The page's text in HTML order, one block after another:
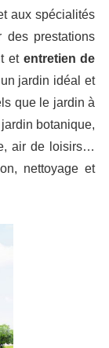
aux spécialités
prestations
et entretien de
jardin idéal et
que le jardin à
botanique,
air de loisirs…
nettoyage et